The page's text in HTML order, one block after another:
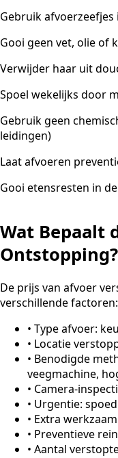
Gebruik
Gooi geen vet, olie of
Verwijder haar uit
Spoel wekelijks door
Gebruik geen
leidingen)
Laat afvoeren
Gooi etensresten in
Wat Bepaalt
Ontstopping?
De prijs van afvoer
verschillende factoren:
• Type afvoer:
• Locatie
• Benodigde
veegmachine,
• Camera-
• Urgentie:
• Extra
• Preventieve
• Aantal